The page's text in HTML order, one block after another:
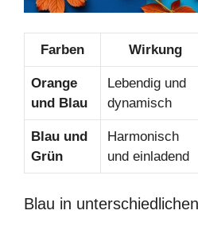
Farben Wirkung
Orange
und Blau
Lebendig und
dynamisch
Blau und
Grün
Harmonisch
und einladend
Blau in